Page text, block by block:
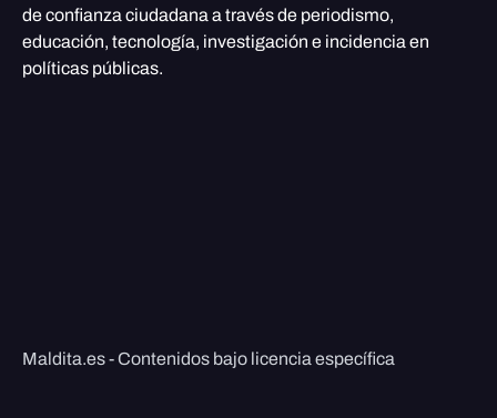
de confianza ciudadana a través de periodismo,
educación, tecnología, investigación e incidencia en
políticas públicas.
Maldita.es - Contenidos bajo licencia específica